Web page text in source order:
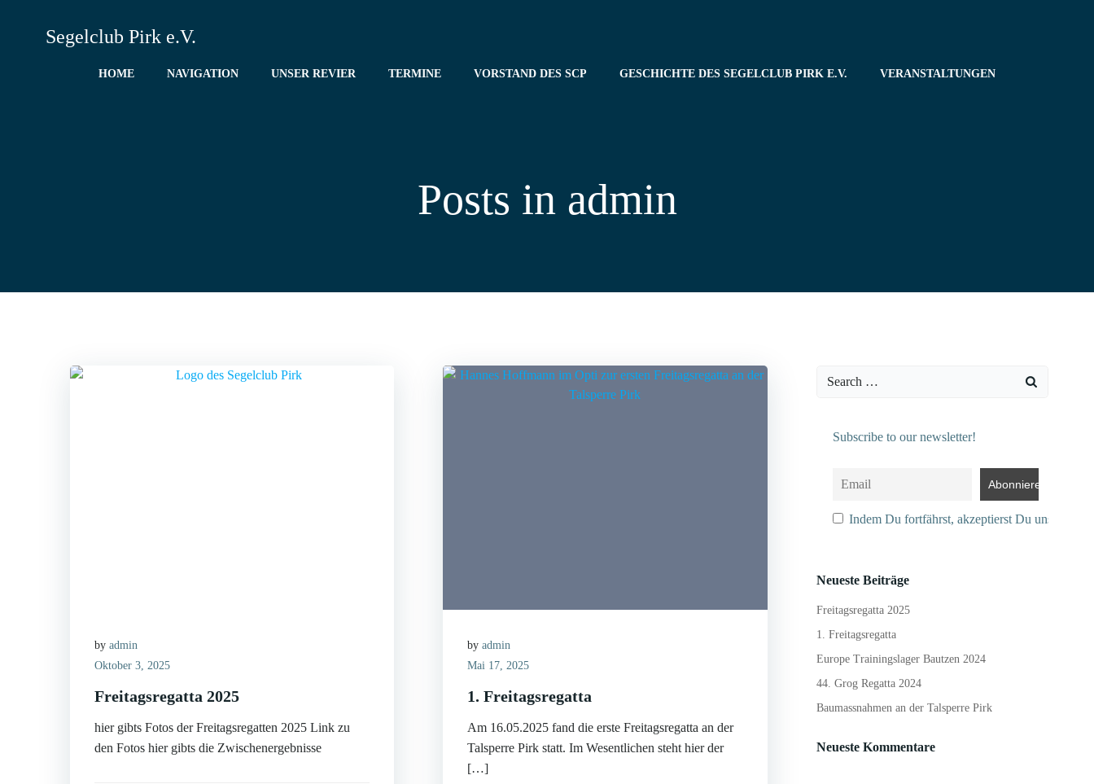
Segelclub Pirk e.V.
HOME NAVIGATION UNSER REVIER TERMINE VORSTAND DES SCP GESCHICHTE DES SEGELCLUB PIRK E.V. VERANSTALTUNGEN
Posts in admin
by admin
Oktober 3, 2025
Freitagsregatta 2025
hier gibts Fotos der Freitagsregatten 2025 Link zu
den Fotos hier gibts die Zwischenergebnisse
byadmin
Mai 17, 2025
1. Freitagsregatta
Am 16.05.2025 fand die erste Freitagsregatta an der
Talsperre Pirk statt. Im Wesentlichen steht hier der
[…]
Search
Subscribe to our newsletter!
Indem Du fortfährst, akzeptierst Du unsere
Neueste Beiträge
Freitagsregatta 2025
1. Freitagsregatta
Europe Trainingslager Bautzen 2024
44. Grog Regatta 2024
Baumassnahmen an der Talsperre Pirk
Neueste Kommentare